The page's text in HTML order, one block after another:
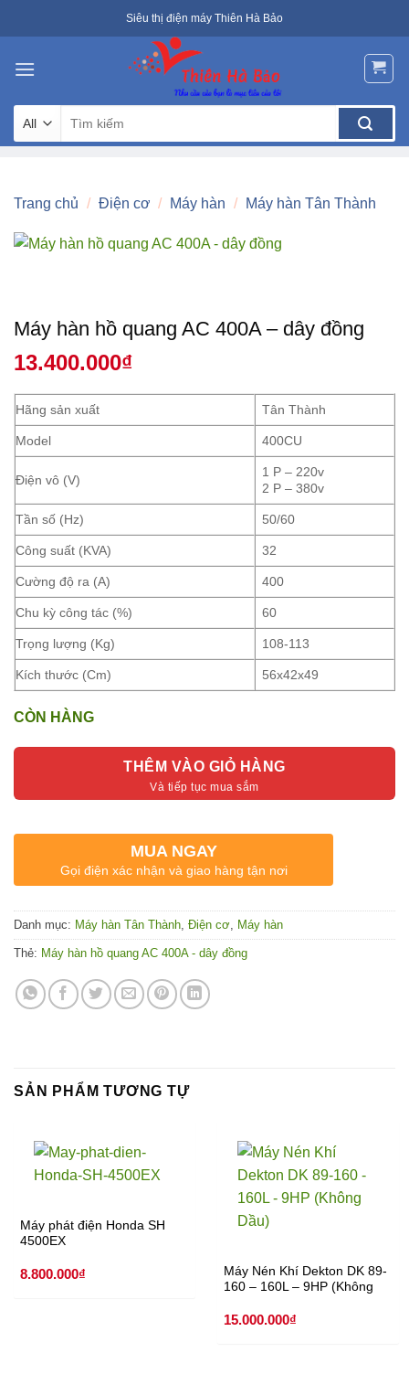
to
Siêu thị điện máy Thiên Hà Bảo
kiếm:
Trang chủ / Điện cơ / Máy hàn / Máy hàn Tân Thành
Máy hàn hồ quang AC 400A – dây đồng
13.400.000₫
Hãng sản xuất Tân Thành
Model 400CU
Điện vô (V)
1 P – 220v
2 P – 380v
Tần số (Hz) 50/60
Công suất (KVA) 32
Cường độ ra (A) 400
Chu kỳ công tác (%) 60
Trọng lượng (Kg) 108-113
Kích thước (Cm) 56x42x49
CÒN HÀNG
THÊM VÀO GIỎ HÀNG
MUA NGAY
Gọi điện xác nhận và giao hàng tận nơi
Danh mục: Máy hàn Tân Thành, Điện cơ, Máy hàn
Thẻ: Máy hàn hồ quang AC 400A - dây đồng
SẢN PHẨM TƯƠNG TỰ
Máy phát điện Honda SH
4500EX
8.800.000₫
Máy Nén Khí Dekton DK 89-
160 – 160L – 9HP (Không
15.000.000₫